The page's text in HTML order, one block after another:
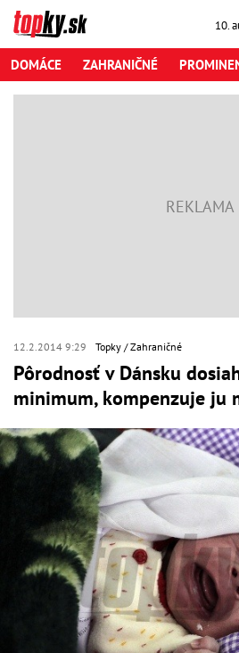
10.
DOMÁCE ZAHRANIČNÉ
12.2.2014 9:29 Topky Zahraničné
Pôrodnosť v Dánsku
minimum, kompenzuje ju